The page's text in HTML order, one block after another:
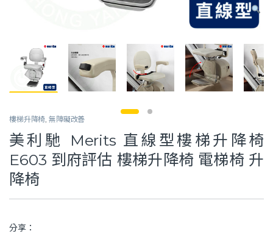
樓梯升降椅,無障礙改善
美利馳 Merits 直線型樓梯升降椅
E603 到府評估 樓梯升降椅 電梯椅 升
降椅
分享：